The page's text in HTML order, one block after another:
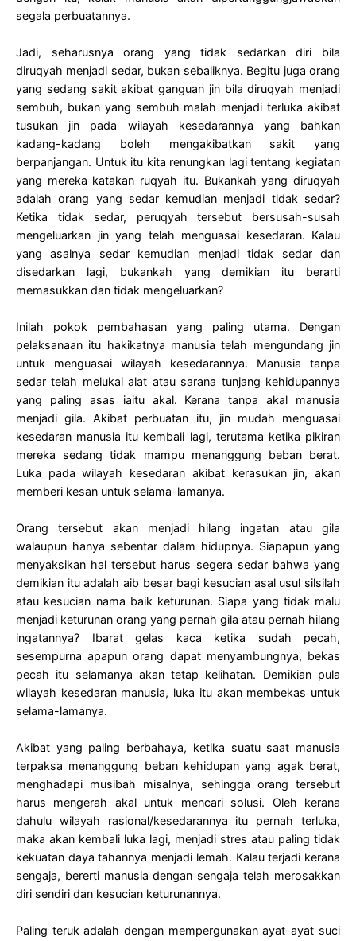
segala perbuatannya.
Jadi, seharusnya orang yang tidak sedarkan diri bila
diruqyah menjadi sedar, bukan sebaliknya. Begitu juga orang
yang sedang sakit akibat ganguan jin bila diruqyah menjadi
sembuh, bukan yang sembuh malah menjadi terluka akibat
tusukan jin pada wilayah kesedarannya yang bahkan
kadang-kadang boleh mengakibatkan sakit yang
berpanjangan. Untuk itu kita renungkan lagi tentang kegiatan
yang mereka katakan ruqyah itu. Bukankah yang diruqyah
adalah orang yang sedar kemudian menjadi tidak sedar?
Ketika tidak sedar, peruqyah tersebut bersusah-susah
mengeluarkan jin yang telah menguasai kesedaran. Kalau
yang asalnya sedar kemudian menjadi tidak sedar dan
disedarkan lagi, bukankah yang demikian itu berarti
memasukkan dan tidak mengeluarkan?
Inilah pokok pembahasan yang paling utama. Dengan
pelaksanaan itu hakikatnya manusia telah mengundang jin
untuk menguasai wilayah kesedarannya. Manusia tanpa
sedar telah melukai alat atau sarana tunjang kehidupannya
yang paling asas iaitu akal. Kerana tanpa akal manusia
menjadi gila. Akibat perbuatan itu, jin mudah menguasai
kesedaran manusia itu kembali lagi, terutama ketika pikiran
mereka sedang tidak mampu menanggung beban berat.
Luka pada wilayah kesedaran akibat kerasukan jin, akan
memberi kesan untuk selama-lamanya.
Orang tersebut akan menjadi hilang ingatan atau gila
walaupun hanya sebentar dalam hidupnya. Siapapun yang
menyaksikan hal tersebut harus segera sedar bahwa yang
demikian itu adalah aib besar bagi kesucian asal usul silsilah
atau kesucian nama baik keturunan. Siapa yang tidak malu
menjadi keturunan orang yang pernah gila atau pernah hilang
ingatannya? Ibarat gelas kaca ketika sudah pecah,
sesempurna apapun orang dapat menyambungnya, bekas
pecah itu selamanya akan tetap kelihatan. Demikian pula
wilayah kesedaran manusia, luka itu akan membekas untuk
selama-lamanya.
Akibat yang paling berbahaya, ketika suatu saat manusia
terpaksa menanggung beban kehidupan yang agak berat,
menghadapi musibah misalnya, sehingga orang tersebut
harus mengerah akal untuk mencari solusi. Oleh kerana
dahulu wilayah rasional/kesedarannya itu pernah terluka,
maka akan kembali luka lagi, menjadi stres atau paling tidak
kekuatan daya tahannya menjadi lemah. Kalau terjadi kerana
sengaja, bererti manusia dengan sengaja telah merosakkan
diri sendiri dan kesucian keturunannya.
Paling teruk adalah dengan mempergunakan ayat-ayat suci